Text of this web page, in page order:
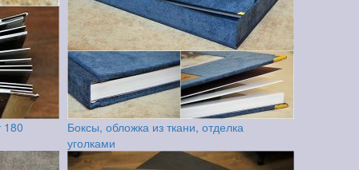
180
Боксы, обложка из ткани, отделка
уголками